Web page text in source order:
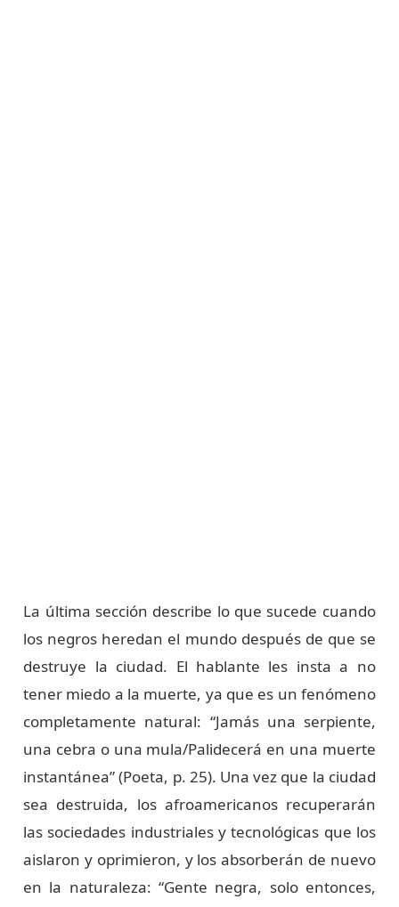
La última sección describe lo que sucede cuando
los negros heredan el mundo después de que se
destruye la ciudad. El hablante les insta a no
tener miedo a la muerte, ya que es un fenómeno
completamente natural: “Jamás una serpiente,
una cebra o una mula/Palidecerá en una muerte
instantánea” (Poeta, p. 25). Una vez que la ciudad
sea destruida, los afroamericanos recuperarán
las sociedades industriales y tecnológicas que los
aislaron y oprimieron, y los absorberán de nuevo
en la naturaleza: “Gente negra, solo entonces,